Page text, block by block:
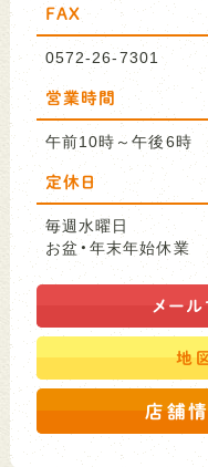
FAX
0572-26-7301
営業時間
午前10時～午後6時
定休日
毎週水曜日
お盆・年末年始休業
メール
地
店舗